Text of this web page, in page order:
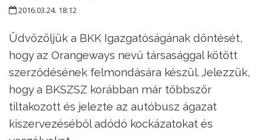
2016.03.24. 18:12
Üdvözöljük a BKK Igazgatóságának döntését,
hogy az Orangeways nevű társasággal kötött
szerződésének felmondására készül. Jelezzük,
hogy a BKSZSZ korábban már többször
tiltakozott és jelezte az autóbusz ágazat
kiszervezéséből adódó kockázatokat és